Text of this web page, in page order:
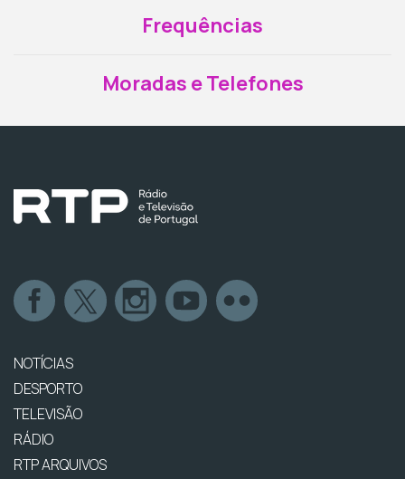
Frequências
Moradas e Telefones
NOTÍCIAS
DESPORTO
TELEVISÃO
RÁDIO
RTP ARQUIVOS